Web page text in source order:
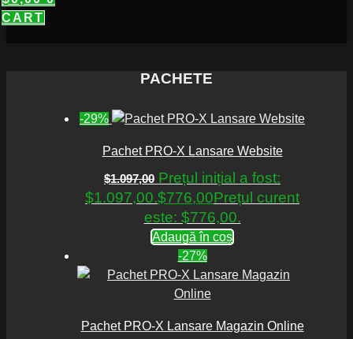
CART
PACHETE
-29%
Pachet PRO-X Lansare Website
$1.097,00 Prețul inițial a fost:
$1.097,00.$776,00Prețul curent
este: $776,00.
Adaugă în coș
-27%
Pachet PRO-X Lansare Magazin Online